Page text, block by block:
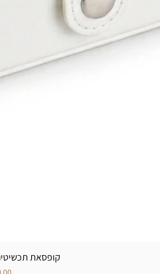
קופסאת